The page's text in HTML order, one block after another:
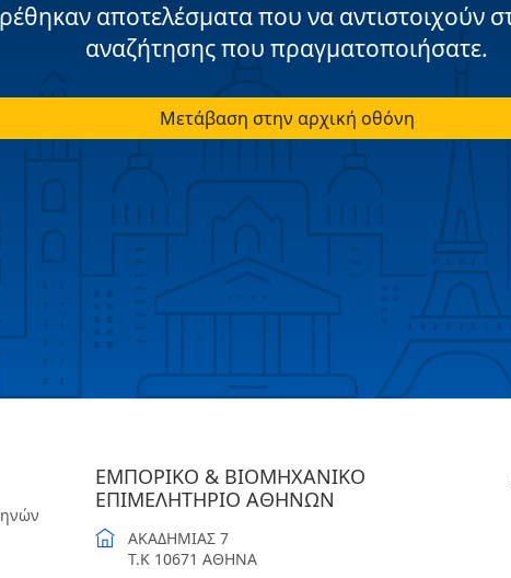
αποτελέσματα που να αντιστοιχούν
αναζήτησης που πραγματοποιήσατε.
Μετάβαση στην αρχική οθόνη
ΕΜΠΟΡΙΚΟ & ΒΙΟΜΗΧΑΝΙΚΟ
ΕΠΙΜΕΛΗΤΗΡΙΟ ΑΘΗΝΩΝ
ΑΚΑΔΗΜΙΑΣ 7
T.K 10671 ΑΘΗΝΑ